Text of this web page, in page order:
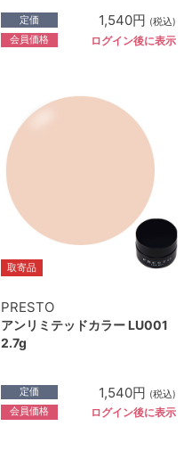
定価 1,540円 (税込)
会員価格 ログイン後に表示
取寄品
PRESTO
アンリミテッドカラー LU001
2.7g
定価 1,540円 (税込)
会員価格 ログイン後に表示